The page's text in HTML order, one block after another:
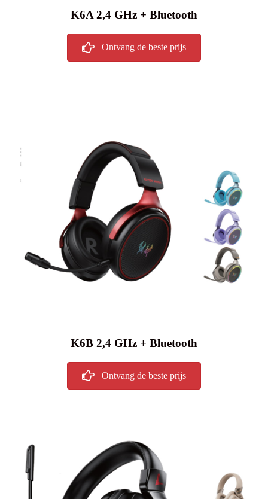
K6A 2,4 GHz + Bluetooth
Ontvang de beste prijs
K6B 2,4 GHz + Bluetooth
Ontvang de beste prijs